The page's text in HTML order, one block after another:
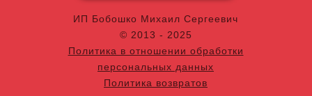
ИП Бобошко Михаил Сергеевич
© 2013 - 2025
Политика в отношении обработки
персональных данных
Политика возвратов